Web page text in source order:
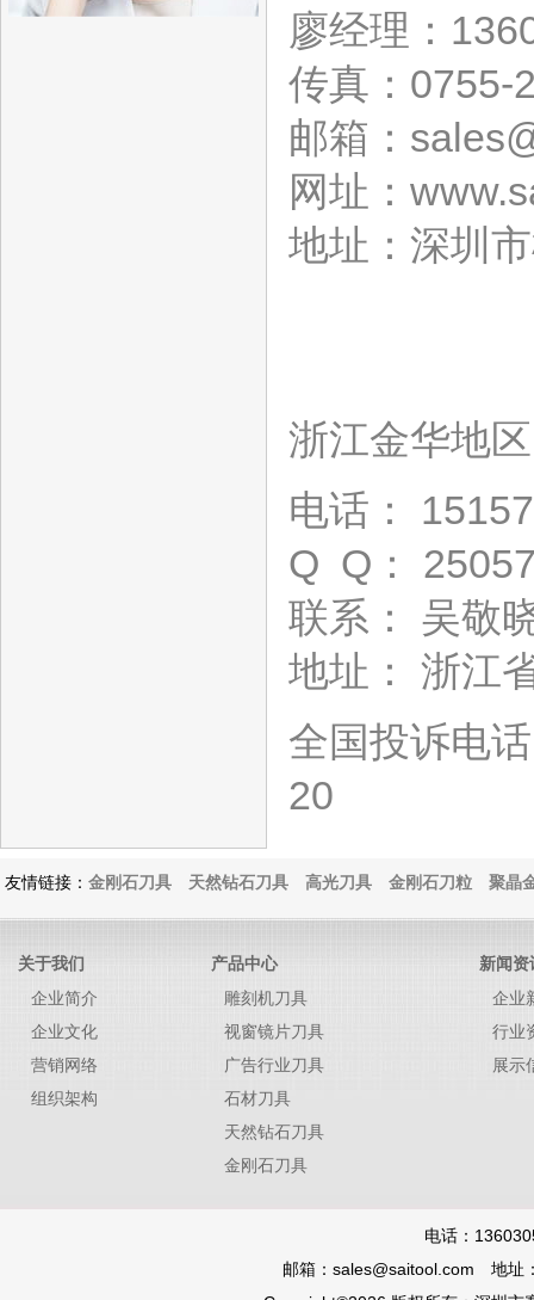
廖经理：
传真：0755-
邮箱：
网址：
地址：深圳
浙江金华地
电话：
Q Q：
联系： 吴敬
地址： 浙江
全国投诉电
20
友情链接： 金刚石刀具 天然钻石刀具 高光刀具 金刚石刀粒 聚晶
关于我们 产品中心
新闻资
企业简介
企业文化
营销网络
组织架构
雕刻机刀具
视窗镜片刀具
广告行业刀具
石材刀具
天然钻石刀具
金刚石刀具
企业
行业
展示
电话：
邮箱：sales@saitool.com 地址